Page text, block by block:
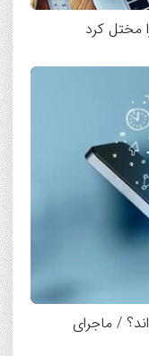
مختل کرد
/ ماجرای